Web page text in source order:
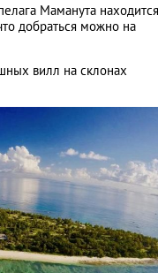
Маманута находится
добраться можно на
вилл на склонах